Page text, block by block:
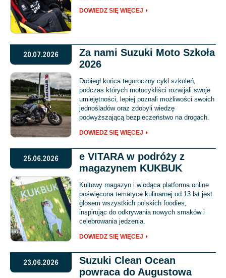
DOWIEDZ SIĘ WIĘCEJ
20.07.2026
Za nami Suzuki Moto Szkoła
2026
Dobiegł końca tegoroczny cykl szkoleń,
podczas których motocykliści rozwijali swoje
umiejętności, lepiej poznali możliwości swoich
jednośladów oraz zdobyli wiedzę
podwyższającą bezpieczeństwo na drogach.
DOWIEDZ SIĘ WIĘCEJ
25.06.2026
e VITARA w podróży z
magazynem KUKBUK
Kultowy magazyn i wiodąca platforma online
poświęcona tematyce kulinarnej od 13 lat jest
głosem wszystkich polskich foodies,
inspirując do odkrywania nowych smaków i
celebrowania jedzenia.
DOWIEDZ SIĘ WIĘCEJ
23.06.2026
Suzuki Clean Ocean
powraca do Augustowa